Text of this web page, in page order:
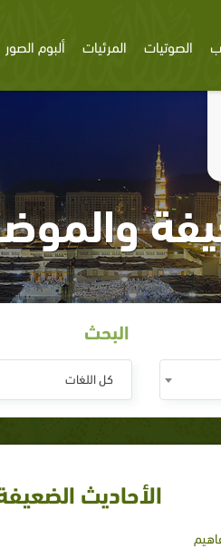
الصوتيات المرئيات ألبوم الصور
البحث
كل اللغات
الأحاديث